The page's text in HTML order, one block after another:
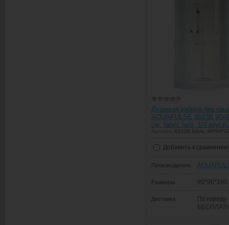
Душевая кабина без
AQUAPULSE 8503В
см. fabric (н/п, 1/4 круга).
8503B fabric,
Добавить к сравнению
Производитель
Размеры 90*90*195
Доставка
По городу